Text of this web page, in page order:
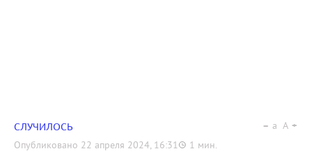
СЛУЧИЛОСЬ
Опубликовано 22 апреля 2024, 16:31 1 мин.
a A